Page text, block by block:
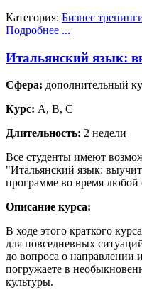
Категория: Бизнес
Подробнее ...
Итальянский язык:
Сфера: дополнительный
Курс: A, B, C
Длительность: 2 недели
Все студенты имеют
"Итальянский язык:
программе во время любой
Описание курса:
В ходе этого краткого
для повседневных
до вопроса о направлении
погружаете в
культуры.